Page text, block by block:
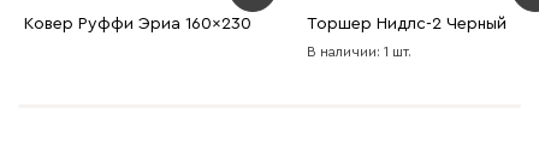
Ковер Руффи Эриа 160x230 Торшер Нидлс-2 Черный
В наличии: 1 шт.